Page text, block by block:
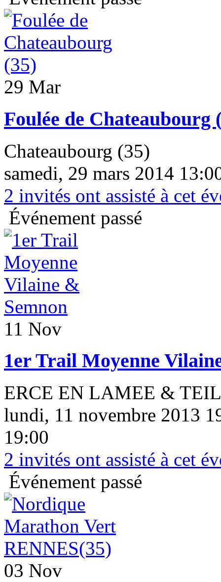
29 Mar
Foulée de Chateaubourg
Chateaubourg (35)
samedi, 29 mars 2014
2 invités ont assisté à cet
Événement passé
11 Nov
1er Trail Moyenne
ERCE EN LAMEE &
lundi, 11 novembre 2013
19:00
2 invités ont assisté à cet
Événement passé
03 Nov